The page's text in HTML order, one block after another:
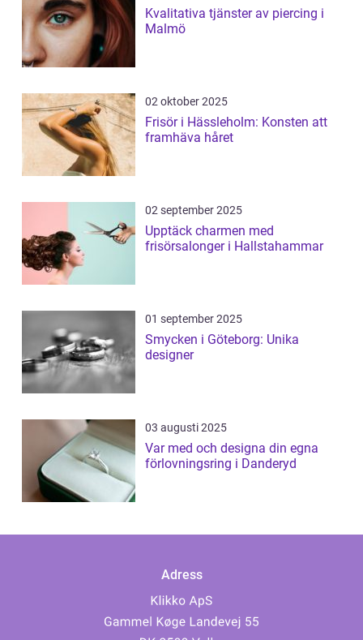
Kvalitativa tjänster av piercing i
Malmö
02 oktober 2025
Frisör i Hässleholm: Konsten att
framhäva håret
02 september 2025
Upptäck charmen med
frisörsalonger i Hallstahammar
01 september 2025
Smycken i Göteborg: Unika
designer
03 augusti 2025
Var med och designa din egna
förlovningsring i Danderyd
Adress